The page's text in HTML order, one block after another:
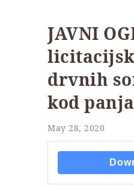
JAVNI
drvnih
kod panja
May 28, 2020